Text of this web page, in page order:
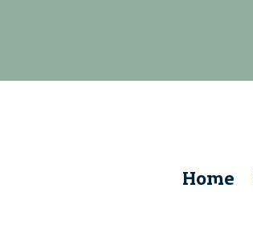
Home